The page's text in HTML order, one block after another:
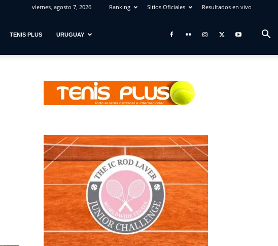
viernes, agosto 7, 2026 Ranking Sitios Oficiales Resultados en vivo
TENIS PLUS URUGUAY